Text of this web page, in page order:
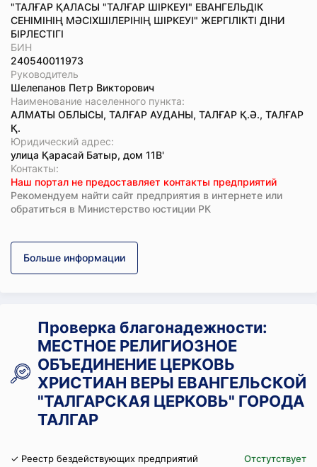
"ТАЛҒАР ҚАЛАСЫ "ТАЛҒАР ШІРКЕУІ" ЕВАНГЕЛЬДІК
СЕНІМІНІҢ МӘСІХШІЛЕРІНІҢ ШІРКЕУІ" ЖЕРГІЛІКТІ ДІНИ
БІРЛЕСТІГІ
БИН
240540011973
Руководитель
Шелепанов Петр Викторович
Наименование населенного пункта:
АЛМАТЫ ОБЛЫСЫ, ТАЛҒАР АУДАНЫ, ТАЛҒАР Қ.Ә., ТАЛҒАР
Қ.
Юридический адрес:
улица Қарасай Батыр, дом 11В'
Koнтaкты:
Наш портал не предоставляет контакты предприятий
Рекомендуем найти сайт предприятия в интернете или
обратиться в Министерство юстиции РК
Больше информации
Проверка благонадежности:
МЕСТНОЕ РЕЛИГИОЗНОЕ
ОБЪЕДИНЕНИЕ ЦЕРКОВЬ
ХРИСТИАН ВЕРЫ ЕВАНГЕЛЬСКОЙ
"ТАЛГАРСКАЯ ЦЕРКОВЬ" ГОРОДА
ТАЛГАР
✓ Реестр бездействующих предприятий
Отстутствует